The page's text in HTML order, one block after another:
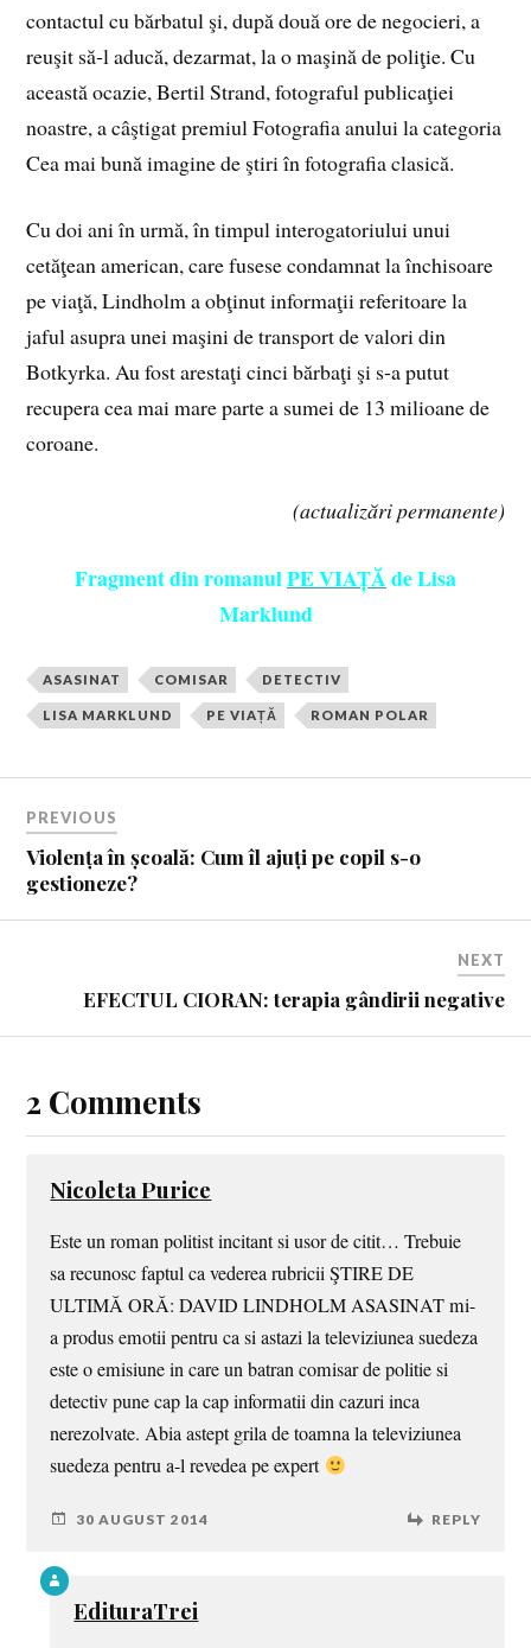
contactul cu bărbatul şi, după două ore de negocieri, a
reuşit să‑l aducă, dezarmat, la o maşină de poliţie. Cu
această ocazie, Bertil Strand, fotograful publicaţiei
noastre, a câştigat premiul Fotografia anului la categoria
Cea mai bună imagine de ştiri în fotografia clasică.
Cu doi ani în urmă, în timpul interogatoriului unui
cetăţean american, care fusese condamnat la închisoare
pe viaţă, Lindholm a obţinut informaţii referitoare la
jaful asupra unei maşini de transport de valori din
Botkyrka. Au fost arestaţi cinci bărbaţi şi s‑a putut
recupera cea mai mare parte a sumei de 13 milioane de
coroane.
(actualizări permanente)
Fragment din romanulPE VIAȚĂde Lisa
Marklund
ASASINAT COMISAR DETECTIV
LISA MARKLUND PE VIAȚĂ ROMAN POLAR
PREVIOUS
Violența în școală: Cum îl ajuți pe copil s-o
gestioneze?
NEXT
EFECTUL CIORAN: terapia gândirii negative
2 Comments
Nicoleta Purice
Este un roman politist incitant si usor de citit… Trebuie
sa recunosc faptul ca vederea rubricii ŞTIRE DE
ULTIMĂ ORĂ: DAVID LINDHOLM ASASINAT mi-
a produs emotii pentru ca si astazi la televiziunea suedeza
este o emisiune in care un batran comisar de politie si
detectiv pune cap la cap informatii din cazuri inca
nerezolvate. Abia astept grila de toamna la televiziunea
suedeza pentru a-l revedea pe expert
30 AUGUST 2014 REPLY
EdituraTrei